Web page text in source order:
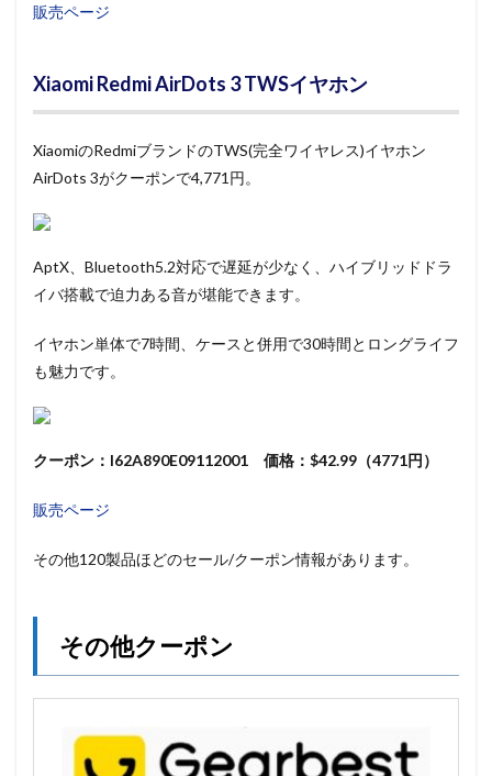
販売ページ
Xiaomi Redmi AirDots 3 TWSイヤホン
XiaomiのRedmiブランドのTWS(完全ワイヤレス)イヤホン
AirDots 3がクーポンで4,771円。
AptX、Bluetooth5.2対応で遅延が少なく、ハイブリッドドラ
イバ搭載で迫力ある音が堪能できます。
イヤホン単体で7時間、ケースと併用で30時間とロングライフ
も魅力です。
クーポン：I62A890E09112001 価格：$42.99（4771円）
販売ページ
その他120製品ほどのセール/クーポン情報があります。
その他クーポン